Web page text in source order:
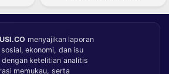
menyajikan laporan
ekonomi, dan isu
dengan ketelitian analitis
memukau, serta